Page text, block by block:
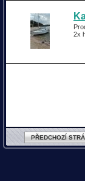
2x
PŘEDCHOZÍ